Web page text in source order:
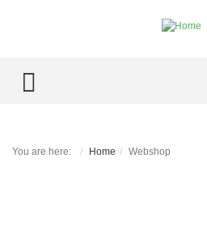
TOGGLE MENU
You are here: Home Webshop